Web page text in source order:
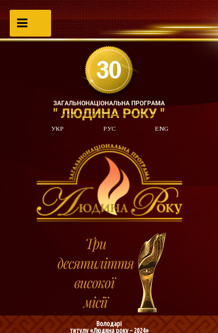
УКР РУС ENG
Володарі
титулу «Людина року – 2024»